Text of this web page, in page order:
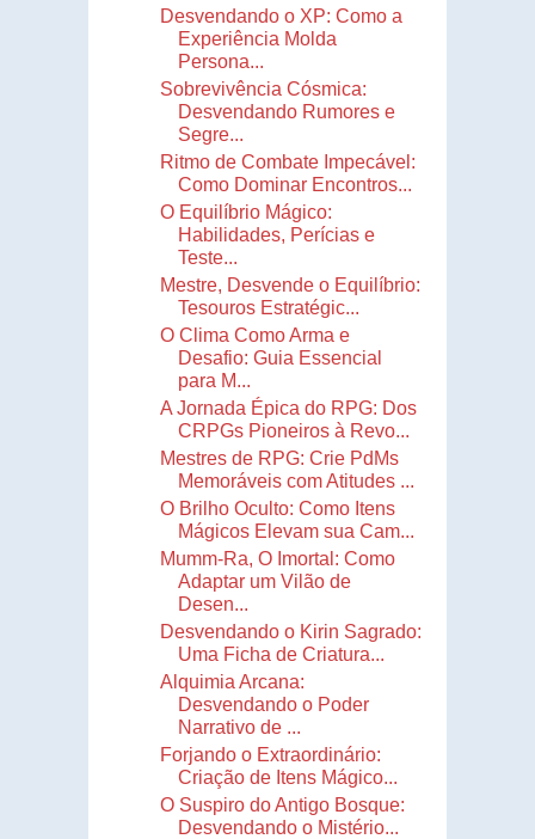
Desvendando o XP: Como a
Experiência Molda
Persona...
Sobrevivência Cósmica:
Desvendando Rumores e
Segre...
Ritmo de Combate Impecável:
Como Dominar Encontros...
O Equilíbrio Mágico:
Habilidades, Perícias e
Teste...
Mestre, Desvende o Equilíbrio:
Tesouros Estratégic...
O Clima Como Arma e
Desafio: Guia Essencial
para M...
A Jornada Épica do RPG: Dos
CRPGs Pioneiros à Revo...
Mestres de RPG: Crie PdMs
Memoráveis com Atitudes ...
O Brilho Oculto: Como Itens
Mágicos Elevam sua Cam...
Mumm-Ra, O Imortal: Como
Adaptar um Vilão de
Desen...
Desvendando o Kirin Sagrado:
Uma Ficha de Criatura...
Alquimia Arcana:
Desvendando o Poder
Narrativo de ...
Forjando o Extraordinário:
Criação de Itens Mágico...
O Suspiro do Antigo Bosque:
Desvendando o Mistério...